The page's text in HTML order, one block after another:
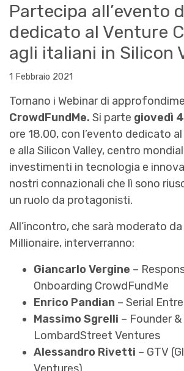
Partecipa all’evento
dedicato al Venture
agli italiani in Silicon
1 Febbraio 2021
Tornano i Webinar di
CrowdFundMe. Si parte giovedì
ore 18.00, con l’evento dedicato
e alla Silicon Valley, centro
investimenti in tecnologia e
nostri connazionali che lì sono
un ruolo da protagonisti.
All’incontro, che sarà moderato da
Millionaire, interverranno:
Giancarlo Vergine –
Onboarding CrowdFundMe
Enrico Pandian – Serial
Massimo Sgrelli – Founder &
LombardStreet Ventures
Alessandro Rivetti – GTV